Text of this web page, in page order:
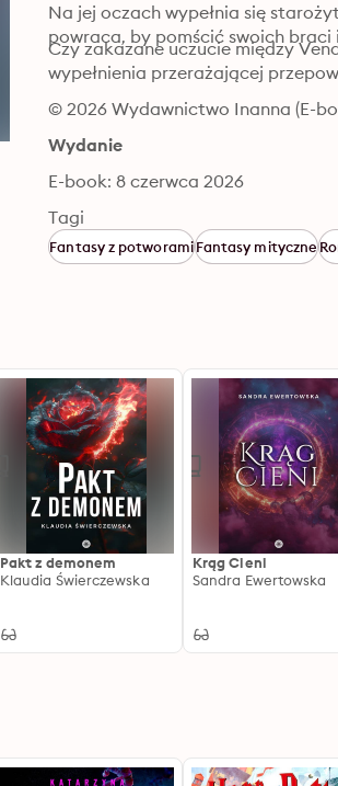
Na jej oczach wypełnia się
powraca, by pomścić swoich
Czy zakazane uczucie między
wypełnienia przerażającej
© 2026 Wydawnictwo Inanna (E-
Wydanie
E-book: 8 czerwca 2026
Tagi
Fantasy z potworamiFantasy mityczne
Pakt z demonem
Klaudia Świerczewska
Krąg Cieni
Sandra Ewertowska